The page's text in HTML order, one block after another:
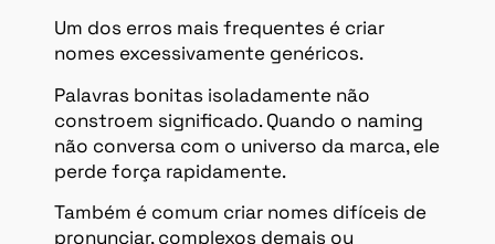
Um dos erros mais frequentes é criar
nomes excessivamente genéricos.
Palavras bonitas isoladamente não
constroem significado. Quando o naming
não conversa com o universo da marca, ele
perde força rapidamente.
Também é comum criar nomes difíceis de
pronunciar, complexos demais ou